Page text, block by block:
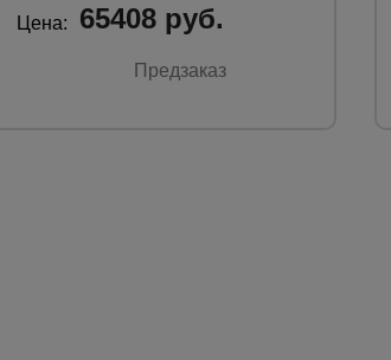
Цена: 65408 руб.
Предзаказ